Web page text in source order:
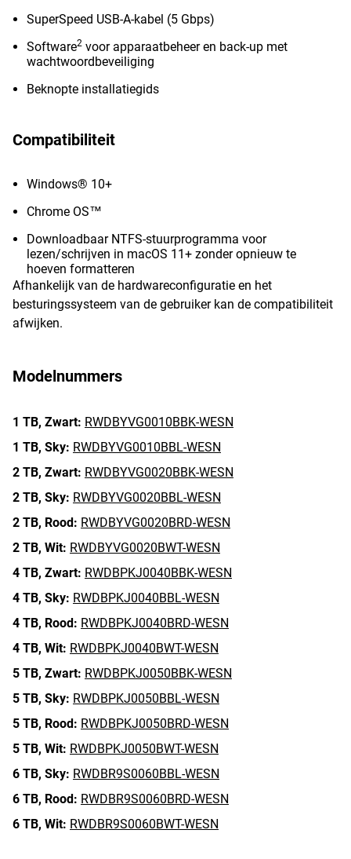
SuperSpeed USB-A-kabel (5 Gbps)
Software2 voor apparaatbeheer en back-up met
wachtwoordbeveiliging
Beknopte installatiegids
Compatibiliteit
Windows® 10+
Chrome OS™
Downloadbaar NTFS-stuurprogramma voor
lezen/schrijven in macOS 11+ zonder opnieuw te
hoeven formatteren
Afhankelijk van de hardwareconfiguratie en het
besturingssysteem van de gebruiker kan de compatibiliteit
afwijken.
Modelnummers
1 TB, Zwart: RWDBYVG0010BBK-WESN
1 TB, Sky: RWDBYVG0010BBL-WESN
2 TB, Zwart: RWDBYVG0020BBK-WESN
2 TB, Sky: RWDBYVG0020BBL-WESN
2 TB, Rood: RWDBYVG0020BRD-WESN
2 TB, Wit: RWDBYVG0020BWT-WESN
4 TB, Zwart: RWDBPKJ0040BBK-WESN
4 TB, Sky: RWDBPKJ0040BBL-WESN
4 TB, Rood: RWDBPKJ0040BRD-WESN
4 TB, Wit: RWDBPKJ0040BWT-WESN
5 TB, Zwart: RWDBPKJ0050BBK-WESN
5 TB, Sky: RWDBPKJ0050BBL-WESN
5 TB, Rood: RWDBPKJ0050BRD-WESN
5 TB, Wit: RWDBPKJ0050BWT-WESN
6 TB, Sky: RWDBR9S0060BBL-WESN
6 TB, Rood: RWDBR9S0060BRD-WESN
6 TB, Wit: RWDBR9S0060BWT-WESN